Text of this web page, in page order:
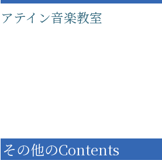
アテイン音楽教室
その他のContents